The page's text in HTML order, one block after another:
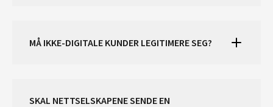
MÅ IKKE-DIGITALE KUNDER LEGITIMERE SEG?
SKAL NETTSELSKAPENE SENDE EN